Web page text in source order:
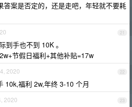
答案是否定的，还是走吧，年轻就不要耗
21
到手也不到 10K 。
节假日福利+其他补贴=17w
22
2020
10k,福利 2w,年终 3-10 个月
23
2020